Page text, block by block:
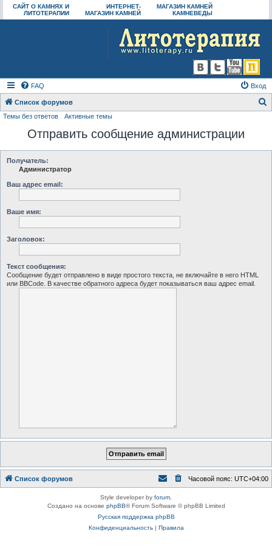
САЙТ О КАМНЯХ И
ЛИТОТЕРАПИИ
ИНТЕРНЕТ-
МАГАЗИН КАМНЕЙ
МАГАЗИН КАМНЕЙ
КАМНЕВЕДЫ
FAQ Вход
Список форумов
Темы без ответов Активные темы
Отправить сообщение администрации
Получатель:
Администратор
Ваш адрес email:
Ваше имя:
Заголовок:
Текст сообщения:
Сообщение будет отправлено в виде простого текста, не включайте в него HTML
или BBCode. В качестве обратного адреса будет показываться ваш адрес email.
Список форумов Часовой пояс: UTC+04:00
Style developer by forum
Создано на основе phpBB® Forum Software © phpBB Limited
Русская поддержка phpBB
Конфиденциальность| Правила